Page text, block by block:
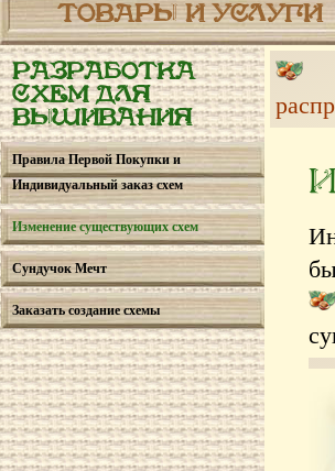
ТОВАРЫ И УСЛУГИ
РАЗРАБОТКА
СХЕМ ДЛЯ
ВЫШИВАНИЯ
Правила Первой Покупки и
Индивидуальный заказ схем
Изменение существующих схем
Сундучок Мечт
Заказать создание схемы